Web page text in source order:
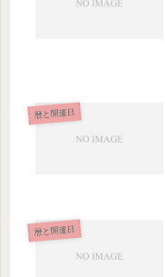
暦と開運日
暦と開運日